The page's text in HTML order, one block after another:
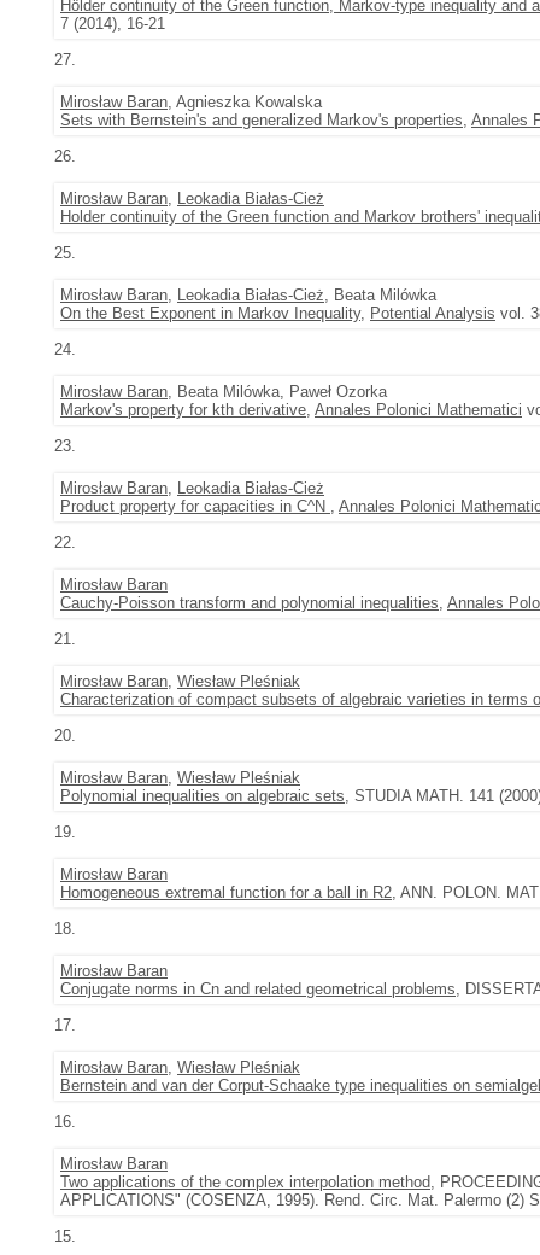
Hölder continuity of the Green function, Markov-type inequality and
7 (2014), 16-21
27.
Mirosław Baran, Agnieszka Kowalska
Sets with Bernstein's and generalized Markov's properties, Annales
26.
Mirosław Baran, Leokadia Białas-Cież
Holder continuity of the Green function and Markov brothers'
25.
Mirosław Baran, Leokadia Białas-Cież, Beata Milówka
On the Best Exponent in Markov Inequality, Potential Analysis vol.
24.
Mirosław Baran, Beata Milówka, Paweł Ozorka
Markov's property for kth derivative, Annales Polonici Mathematici
23.
Mirosław Baran, Leokadia Białas-Cież
Product property for capacities in C^N , Annales Polonici
22.
Mirosław Baran
Cauchy-Poisson transform and polynomial inequalities, Annales
21.
Mirosław Baran, Wiesław Pleśniak
Characterization of compact subsets of algebraic varieties in terms
20.
Mirosław Baran, Wiesław Pleśniak
Polynomial inequalities on algebraic sets, STUDIA MATH. 141
19.
Mirosław Baran
Homogeneous extremal function for a ball in R2, ANN. POLON.
18.
Mirosław Baran
Conjugate norms in Cn and related geometrical problems,
17.
Mirosław Baran, Wiesław Pleśniak
Bernstein and van der Corput-Schaake type inequalities on
16.
Mirosław Baran
Two applications of the complex interpolation method,
APPLICATIONS" (COSENZA, 1995). Rend. Circ. Mat. Palermo (2)
15.